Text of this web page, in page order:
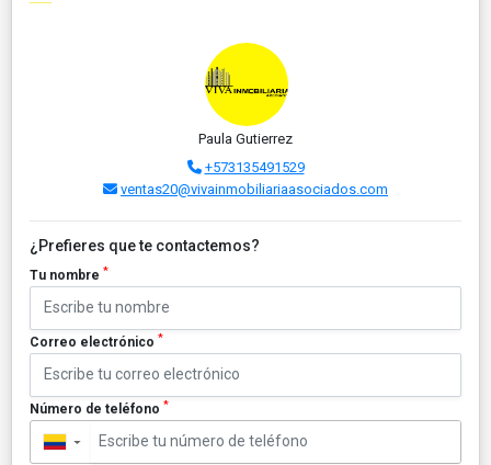
Paula Gutierrez
+573135491529
ventas20@vivainmobiliariaasociados.com
¿Prefieres que te contactemos?
Tu nombre *
Correo electrónico *
Número de teléfono *
▼